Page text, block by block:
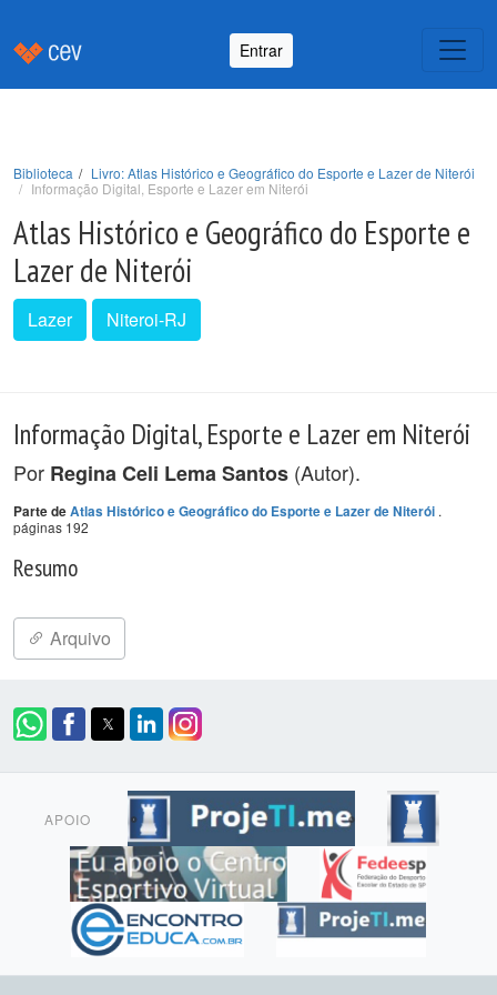
Entrar
Biblioteca
Livro: Atlas Histórico e Geográfico do Esporte e Lazer de Niterói
Informação Digital, Esporte e Lazer em Niterói
Atlas Histórico e Geográfico do Esporte e
Lazer de Niterói
Lazer Niteroi-RJ
Informação Digital, Esporte e Lazer em Niterói
Por Regina Celi Lema Santos (Autor).
Parte deAtlas Histórico e Geográfico do Esporte e Lazer de Niterói .
páginas 192
Resumo
Arquivo
APOIO